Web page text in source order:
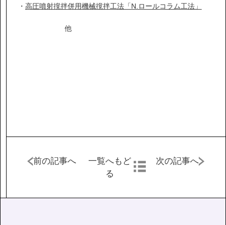
ニュース
営業カタログダウンロード
協力会社の皆様へ
・ 高圧噴射撹拌併用機械撹拌工法「N.ロールコラム工法」
他
前の記事へ
一覧へもど
る
次の記事へ